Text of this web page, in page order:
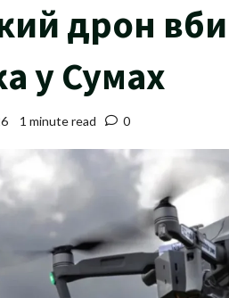
дрон
у Сумах
1 minute read 0